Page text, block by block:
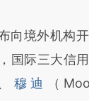
境外机构开
国际三大信
穆迪 （